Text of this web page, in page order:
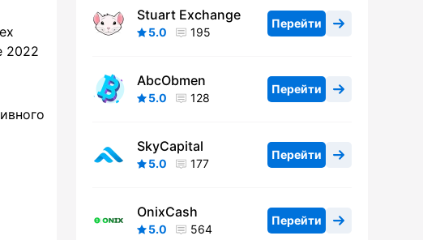
2022
Stuart Exchange
5.0 195
Перейти
AbcObmen
5.0 128
Перейти
SkyCapital
5.0 177
Перейти
OnixCash
5.0 564
Перейти